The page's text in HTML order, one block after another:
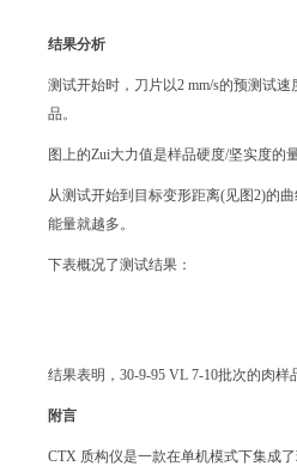
结果分析
测试开始时，刀片以2 mm/s的预测试
品。
图上的Zui大力值是样品硬度/坚实度的
从测试开始到目标变形距离(见图2)的
能量就越多。
下表概况了测试结果：
结果表明， 30-9-95 VL 7-10批次的肉
附言
CTX 质构仪是一款在单机模式下集成